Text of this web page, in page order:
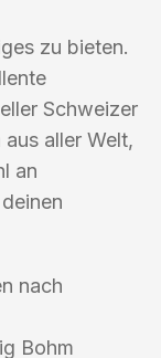
zu bieten.
Schweizer
aller Welt,
an
nach
Bohm